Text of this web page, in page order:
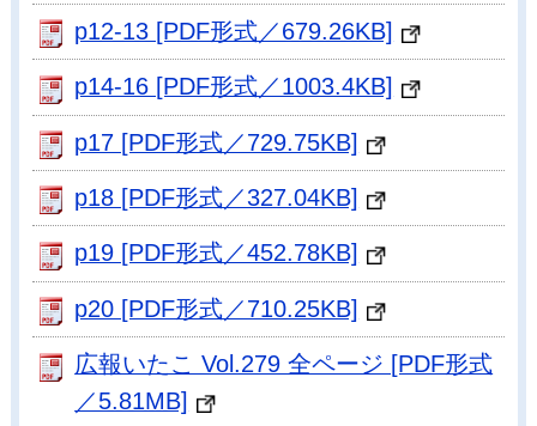
p12-13 [PDF形式／679.26KB]
p14-16 [PDF形式／1003.4KB]
p17 [PDF形式／729.75KB]
p18 [PDF形式／327.04KB]
p19 [PDF形式／452.78KB]
p20 [PDF形式／710.25KB]
広報いたこ Vol.279 全ページ [PDF形式
／5.81MB]